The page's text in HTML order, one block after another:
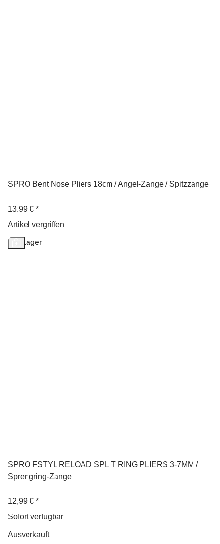
SPRO Bent Nose Pliers 18cm / Angel-Zange / Spitzzange
13,99 € *
Artikel vergriffen
Auf Lager
SPRO FSTYL RELOAD SPLIT RING PLIERS 3-7MM /
Sprengring-Zange
12,99 € *
Sofort verfügbar
Ausverkauft